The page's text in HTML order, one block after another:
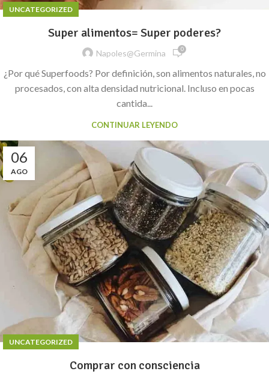
UNCATEGORIZED
Super alimentos= Super poderes?
Napoles@germina 0
¿Por qué Superfoods? Por definición, son alimentos naturales, no
procesados, con alta densidad nutricional. Incluso en pocas
cantida...
CONTINUAR LEYENDO
06
AGO
UNCATEGORIZED
Comprar con consciencia